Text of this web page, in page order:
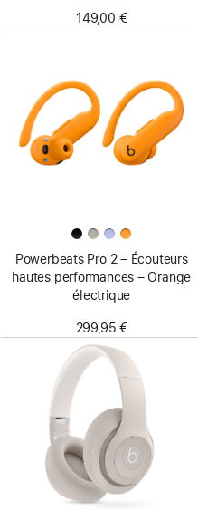
149,00 €
Powerbeats Pro 2 – Écouteurs
hautes performances – Orange
électrique
299,95 €